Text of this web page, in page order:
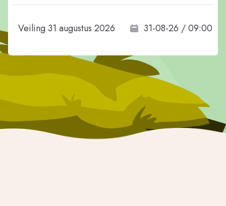
Veiling 31 augustus 2026 31-08-26 / 09:00